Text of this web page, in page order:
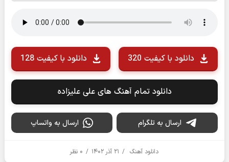
دانلود با کیفیت 320 دانلود با کیفیت 128
دانلود تمام آهنگ های علی علیزاده
ارسال به تلگرام ارسال به واتساپ
دانلود آهنگ / ۲۱ آذر ۱۴۰۲ / ۰ نظر